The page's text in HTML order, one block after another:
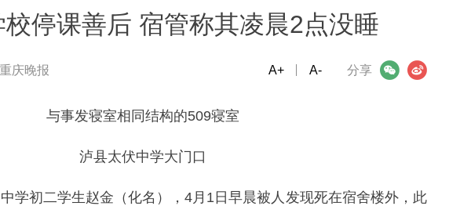
校停课善后 宿管称其凌晨2点没睡
重庆晚报 分享
微信 微博
A+ A-
与事发寝室相同结构的509寝室
泸县太伏中学大门口
学初二学生赵金（化名），4月1日早晨被人发现死在宿舍楼外，此